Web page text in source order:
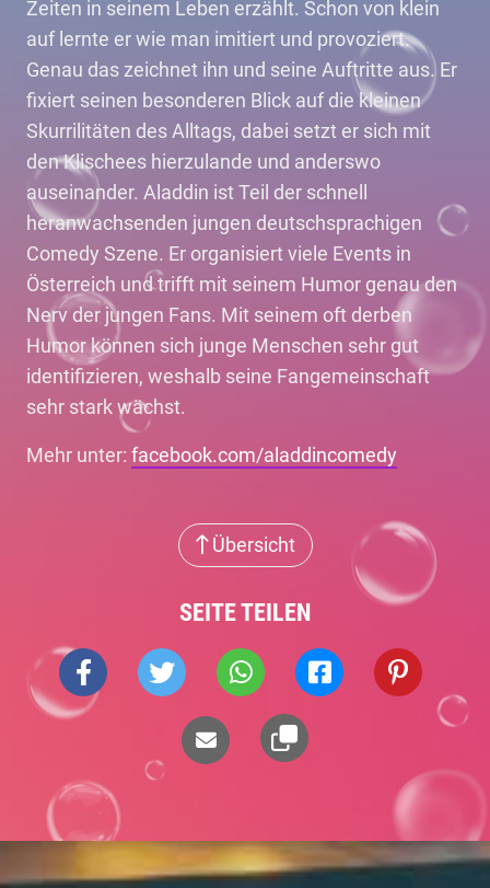
Zeiten in seinem Leben erzählt. Schon von klein
auf lernte er wie man imitiert und provoziert.
Genau das zeichnet ihn und seine Auftritte aus. Er
fixiert seinen besonderen Blick auf die kleinen
Skurrilitäten des Alltags, dabei setzt er sich mit
den Klischees hierzulande und anderswo
auseinander. Aladdin ist Teil der schnell
heranwachsenden jungen deutschsprachigen
Comedy Szene. Er organisiert viele Events in
Österreich und trifft mit seinem Humor genau den
Nerv der jungen Fans. Mit seinem oft derben
Humor können sich junge Menschen sehr gut
identifizieren, weshalb seine Fangemeinschaft
sehr stark wächst.
Mehr unter: facebook.com/aladdincomedy
Übersicht
SEITE TEILEN